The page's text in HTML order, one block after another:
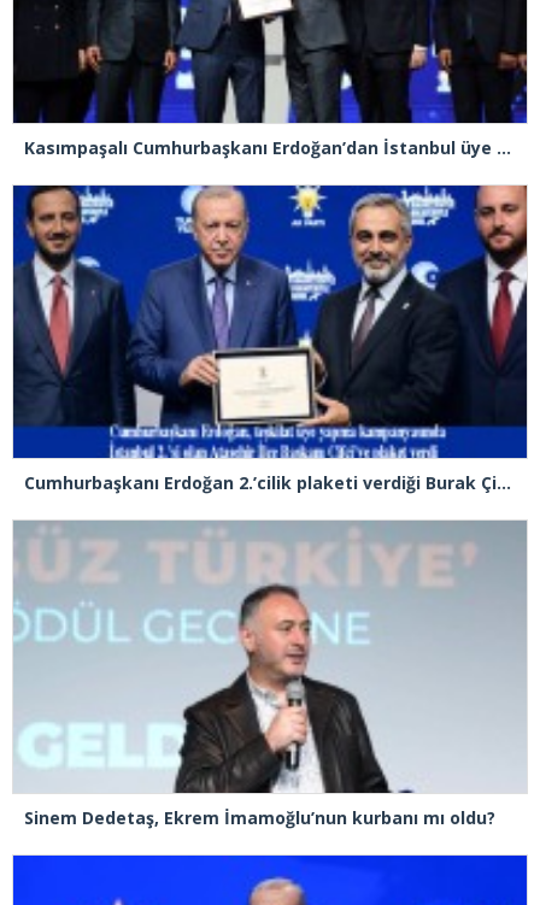
Kasımpaşalı Cumhurbaşkanı Erdoğan’dan İstanbul üye birincisi Beyoğlu İlçe Başkanı Kasım Fırat’a plaket
Cumhurbaşkanı Erdoğan 2.’cilik plaketi verdiği Burak Çifci’den Ataşehir seçimlerini kazanma sözünü aldı
Sinem Dedetaş, Ekrem İmamoğlu’nun kurbanı mı oldu?